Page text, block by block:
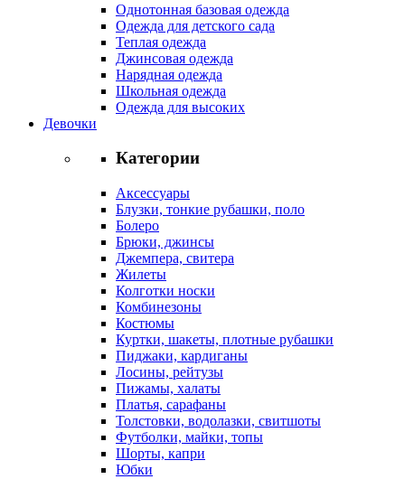
Однотонная базовая одежда
Одежда для детского сада
Теплая одежда
Джинсовая одежда
Нарядная одежда
Школьная одежда
Одежда для высоких
Девочки
Категории
Аксессуары
Блузки, тонкие рубашки, поло
Болеро
Брюки, джинсы
Джемпера, свитера
Жилеты
Колготки носки
Комбинезоны
Костюмы
Куртки, шакеты, плотные рубашки
Пиджаки, кардиганы
Лосины, рейтузы
Пижамы, халаты
Платья, сарафаны
Толстовки, водолазки, свитшоты
Футболки, майки, топы
Шорты, капри
Юбки